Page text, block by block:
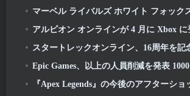
マーベル ライバルズ ホワイト フォックス シー
アルビオン オンラインが 4 月に Xbox に
スタートレックオンライン、16周年を記念して連邦の起源に関するミニ
Epic Games、以上の人員削減を発表 1000 従業員, 「フォートナイトのエンゲ
『Apex Legends』の今後のアフターショックイベントで事態が